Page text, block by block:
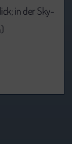
in der Sky-